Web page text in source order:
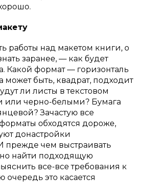
работы над макетом книги, о
заранее, — как будет
Какой формат — горизонталь
может быть, квадрат, подходит
ли листы в текстовом
или черно-белыми? Бумага
Зачастую все
обходятся дороже,
донастройки
прежде чем выстраивать
найти подходящую
все-все требования к
очередь это касается